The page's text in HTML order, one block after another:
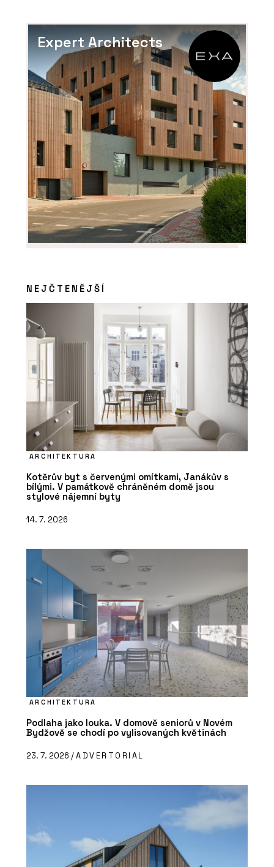
PRODUKTY
Interiérová klika MPK Impressa Switch
Lock - MP KOVÁNÍ
Expert Architects
NEJČTENĚJŠÍ
ARCHITEKTURA
Kotěrův byt s červenými omítkami, Janákův s
bílými. V památkově chráněném domě jsou
stylové nájemní byty
14. 7. 2026
ARCHITEKTURA
Podlaha jako louka. V domově seniorů v Novém
Bydžově se chodí po vylisovaných květinách
23. 7. 2026 /ADVERTORIAL